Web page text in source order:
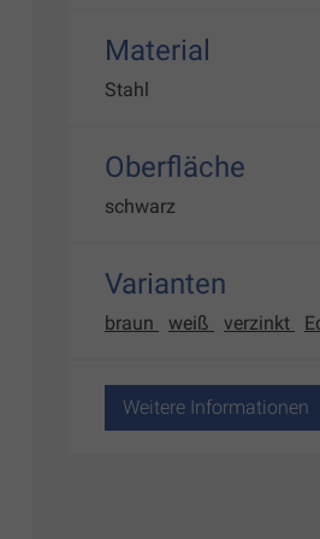
Material
Stahl
Oberfläche
schwarz
Varianten
braun weiß verzinkt
Weitere Informationen